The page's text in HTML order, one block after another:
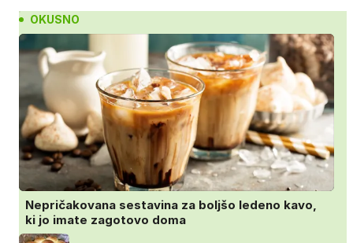
OKUSNO
Nepričakovana sestavina za boljšo ledeno kavo,
ki jo imate zagotovo doma